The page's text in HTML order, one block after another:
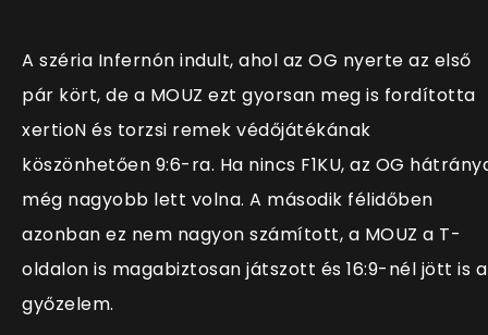
A széria Infernón indult, ahol az OG nyerte az első
pár kört, de a MOUZ ezt gyorsan meg is fordította
xertioN és torzsi remek védőjátékának
köszönhetően 9:6-ra. Ha nincs F1KU, az OG
még nagyobb lett volna. A második félidőben
azonban ez nem nagyon számított, a MOUZ a T-
oldalon is magabiztosan játszott és 16:9-nél jött is a
győzelem.